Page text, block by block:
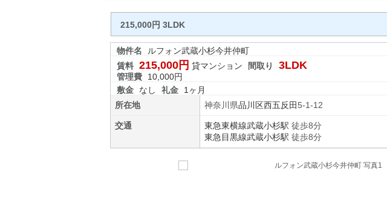
215,000円 3LDK
物件名
ルフォン武蔵小杉今井仲町
賃料 215,000円 貸マンション 間取り 3LDK
管理費
10,000円
敷金
なし 礼金
1ヶ月
所在地
神奈川県品川区西五反田5-1-12
交通 東急東横線武蔵小杉駅 徒歩8分
東急目黒線武蔵小杉駅 徒歩8分